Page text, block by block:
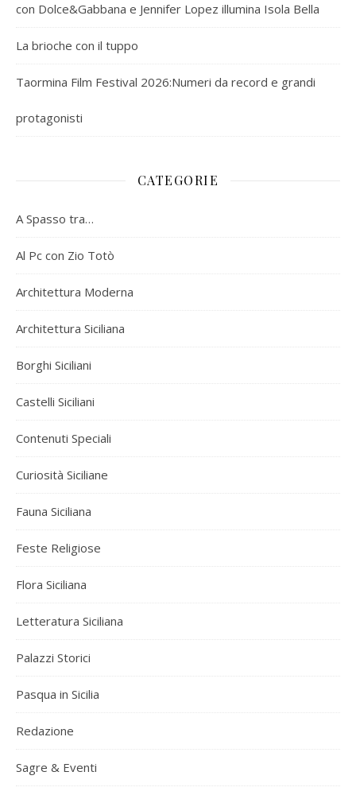
con Dolce&Gabbana e Jennifer Lopez illumina Isola Bella
La brioche con il tuppo
Taormina Film Festival 2026:Numeri da record e grandi
protagonisti
CATEGORIE
A Spasso tra…
Al Pc con Zio Totò
Architettura Moderna
Architettura Siciliana
Borghi Siciliani
Castelli Siciliani
Contenuti Speciali
Curiosità Siciliane
Fauna Siciliana
Feste Religiose
Flora Siciliana
Letteratura Siciliana
Palazzi Storici
Pasqua in Sicilia
Redazione
Sagre & Eventi